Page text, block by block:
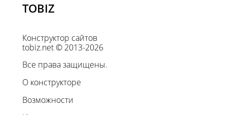
TOBIZ
Конструктор сайтов
tobiz.net © 2013-2026
Все права защищены.
О конструкторе
Возможности